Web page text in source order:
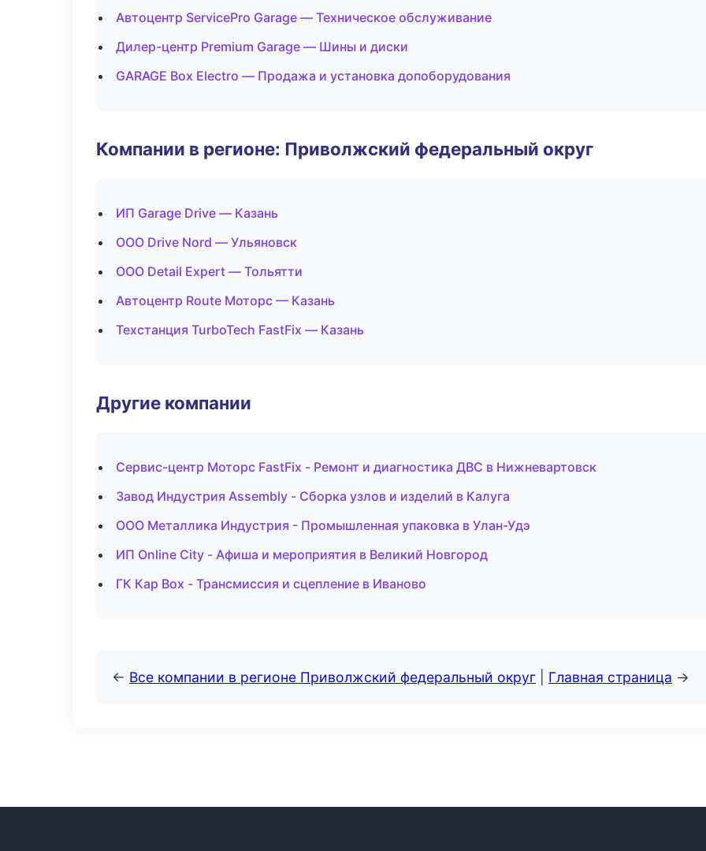
Автоцентр ServicePro Garage — Техническое обслуживание
Дилер-центр Premium Garage — Шины и диски
GARAGE Box Electro — Продажа и установка допоборудования
Компании в регионе: Приволжский федеральный округ
ИП Garage Drive — Казань
ООО Drive Nord — Ульяновск
ООО Detail Expert — Тольятти
Автоцентр Route Моторс — Казань
Техстанция TurboTech FastFix — Казань
Другие компании
Сервис-центр Моторс FastFix - Ремонт и диагностика ДВС в Нижневартовск
Завод Индустрия Assembly - Сборка узлов и изделий в Калуга
ООО Металлика Индустрия - Промышленная упаковка в Улан-Удэ
ИП Online City - Афиша и мероприятия в Великий Новгород
ГК Кар Box - Трансмиссия и сцепление в Иваново
← Все компании в регионе Приволжский федеральный округ Главная страница →